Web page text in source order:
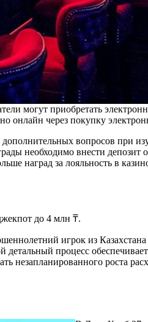
могут приобретать
онлайн через покупку
вопросов при
необходимо внести депозит
наград за лояльность в
до 4 млн ₸.
игрок из
процесс обеспечивает
незапланированного роста